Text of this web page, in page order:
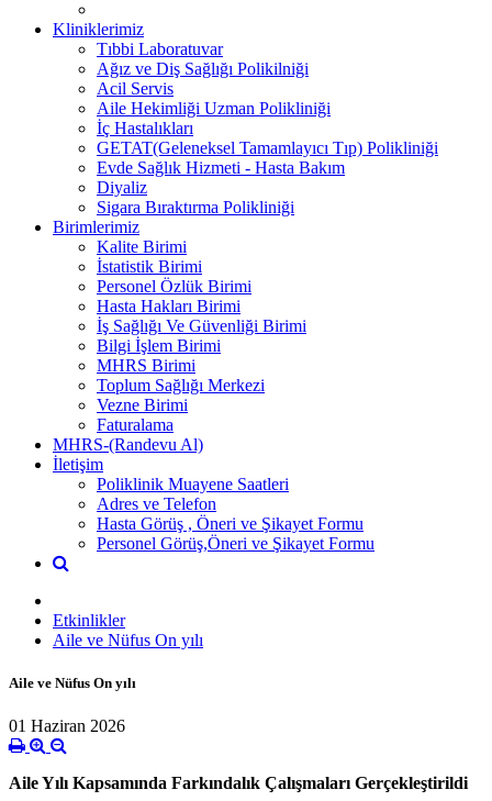
Kliniklerimiz
Tıbbi Laboratuvar
Ağız ve Diş Sağlığı Polikilniği
Acil Servis
Aile Hekimliği Uzman Polikliniği
İç Hastalıkları
GETAT(Geleneksel Tamamlayıcı Tıp) Polikliniği
Evde Sağlık Hizmeti - Hasta Bakım
Diyaliz
Sigara Bıraktırma Polikliniği
Birimlerimiz
Kalite Birimi
İstatistik Birimi
Personel Özlük Birimi
Hasta Hakları Birimi
İş Sağlığı Ve Güvenliği Birimi
Bilgi İşlem Birimi
MHRS Birimi
Toplum Sağlığı Merkezi
Vezne Birimi
Faturalama
MHRS-(Randevu Al)
İletişim
Poliklinik Muayene Saatleri
Adres ve Telefon
Hasta Görüş , Öneri ve Şikayet Formu
Personel Görüş,Öneri ve Şikayet Formu
Etkinlikler
Aile ve Nüfus On yılı
Aile ve Nüfus On yılı
01 Haziran 2026
Aile Yılı Kapsamında Farkındalık Çalışmaları Gerçekleştirildi